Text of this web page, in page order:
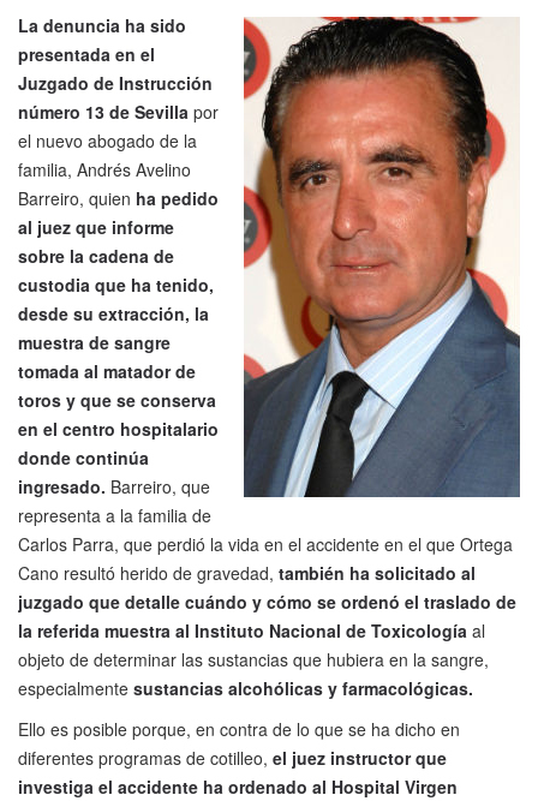
La denuncia ha sido
presentada en el
Juzgado de Instrucción
número 13 de Sevilla por
el nuevo abogado de la
familia, Andrés Avelino
Barreiro, quien ha pedido
al juez que informe
sobre la cadena de
custodia que ha tenido,
desde su extracción, la
muestra de sangre
tomada al matador de
toros y que se conserva
en el centro hospitalario
donde continúa
ingresado. Barreiro, que
representa a la familia de
Carlos Parra, que perdió la vida en el accidente en el que Ortega
Cano resultó herido de gravedad, también ha solicitado al
juzgado que detalle cuándo y cómo se ordenó el traslado de
la referida muestra al Instituto Nacional de Toxicología al
objeto de determinar las sustancias que hubiera en la sangre,
especialmente sustancias alcohólicas y farmacológicas.
Ello es posible porque, en contra de lo que se ha dicho en
diferentes programas de cotilleo, el juez instructor que
investiga el accidente ha ordenado al Hospital Virgen